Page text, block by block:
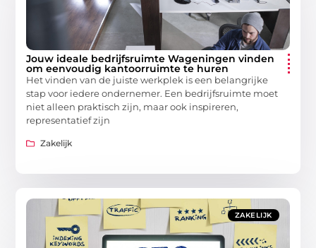
Jouw ideale bedrijfsruimte Wageningen vinden
om eenvoudig kantoorruimte te huren
Het vinden van de juiste werkplek is een belangrijke
stap voor iedere ondernemer. Een bedrijfsruimte moet
niet alleen praktisch zijn, maar ook inspireren,
representatief zijn
Zakelijk
ZAKELIJK